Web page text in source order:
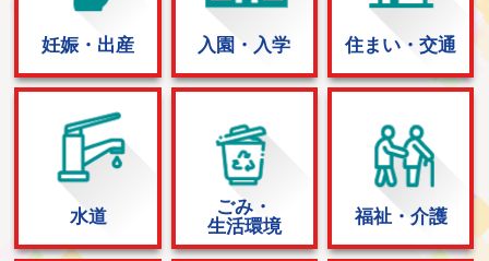
妊娠・出産 入園・入学 住まい・交通
水道
ごみ・
生活環境
福祉・介護